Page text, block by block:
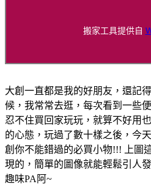
搬家工具提供自
大創一直都是我的好朋友，還記
候，我常常去逛，每次看到一些
忍不住買回家玩玩，就算不好用
的心態，玩過了數十樣之後，今
創你不能錯過的必買小物!!! 上圖
現的，簡單的圖像就能輕鬆引人
趣味PA阿~